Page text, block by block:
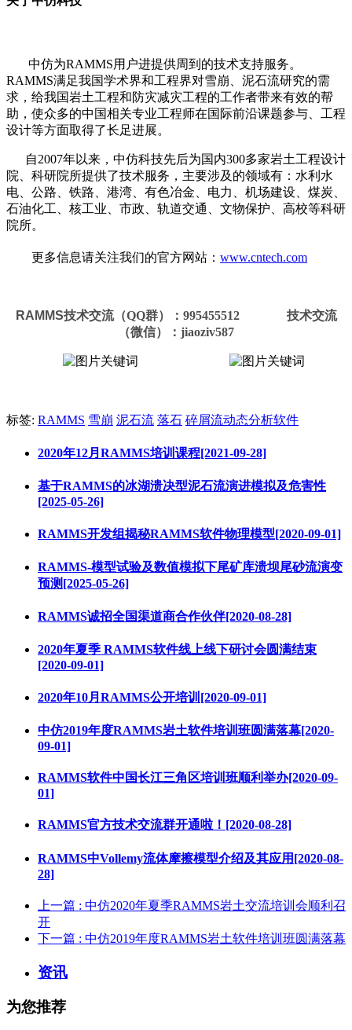
中仿为RAMMS用户进提供周到的技术支持服务。
RAMMS满足我国学术界和工程界对雪崩、泥石流研究的需
求，给我国岩土工程和防灾减灾工程的工作者带来有效的帮
助，使众多的中国相关专业工程师在国际前沿课题参与、工程
设计等方面取得了长足进展。
自2007年以来，中仿科技先后为国内300多家岩土工程设计
院、科研院所提供了技术服务，主要涉及的领域有：水利水
电、公路、铁路、港湾、有色冶金、电力、机场建设、煤炭、
石油化工、核工业、市政、轨道交通、文物保护、高校等科研
院所。
更多信息请关注我们的官方网站： www.cntech.com
RAMMS技术交流（QQ群） ： 995455512技术交流
（微信）：jiaoziv587
标签: RAMMS 雪崩 泥石流 落石 碎屑流动态分析软件
2020年12月RAMMS培训课程[2021-09-28]
基于RAMMS的冰湖溃决型泥石流演进模拟及危害性
[2025-05-26]
RAMMS开发组揭秘RAMMS软件物理模型[2020-09-01]
RAMMS-模型试验及数值模拟下尾矿库溃坝尾砂流演变
预测[2025-05-26]
RAMMS诚招全国渠道商合作伙伴[2020-08-28]
2020年夏季 RAMMS软件线上线下研讨会圆满结束
[2020-09-01]
2020年10月RAMMS公开培训[2020-09-01]
中仿2019年度RAMMS岩土软件培训班圆满落幕[2020-
09-01]
RAMMS软件中国长江三角区培训班顺利举办[2020-09-
01]
RAMMS官方技术交流群开通啦！[2020-08-28]
RAMMS中Vollemy流体摩擦模型介绍及其应用[2020-08-
28]
上一篇 : 中仿2020年夏季RAMMS岩土交流培训会顺利召
开
下一篇 : 中仿2019年度RAMMS岩土软件培训班圆满落幕
资讯
为您推荐